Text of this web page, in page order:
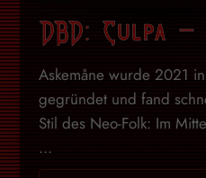
DBD: Culpa –
Askemåne wurde 2021
gegründet und fand
Stil des Neo-Folk: Im
...